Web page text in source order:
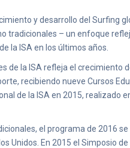
y desarrollo del Surfing
tradicionales – un enfoque
la ISA en los últimos años.
de la ISA refleja el crecimiento
recibiendo nueve Cursos
de la ISA en 2015, realizado
el programa de 2016
Unidos. En 2015 el Simposio